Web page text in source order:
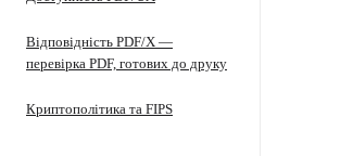
Відповідність PDF/X —
перевірка PDF, готових до друку
Криптополітика та FIPS